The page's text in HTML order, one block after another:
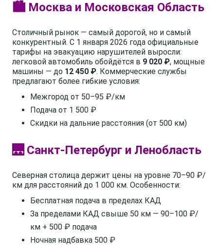
🏙️ Москва и Московская Область
Столичный рынок — самый дорогой, но и самый
конкурентный. С 1 января 2026 года официальные
тарифы на эвакуацию нарушителей выросли:
легковой автомобиль обойдётся в 9 020 ₽, мощные
машины — до 12 450 ₽. Коммерческие службы
предлагают более гибкие условия:
Межгород от 50–95 ₽/км
Подача от 1 500 ₽
Скидки на дальние расстояния (от 500 км)
🌉 Санкт-Петербург и Ленобласть
Северная столица держит цены на уровне 70–90 ₽/
км для расстояний до 1 000 км. Особенности:
Бесплатная подача в пределах КАД
За пределами КАД свыше 50 км — 90–100 ₽/
км + 500 ₽ подача
Ночная надбавка 500 ₽